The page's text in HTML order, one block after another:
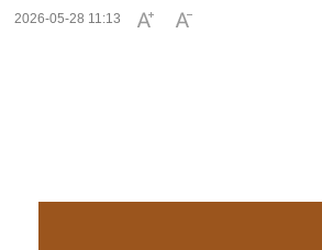
2026-05-28 11:13